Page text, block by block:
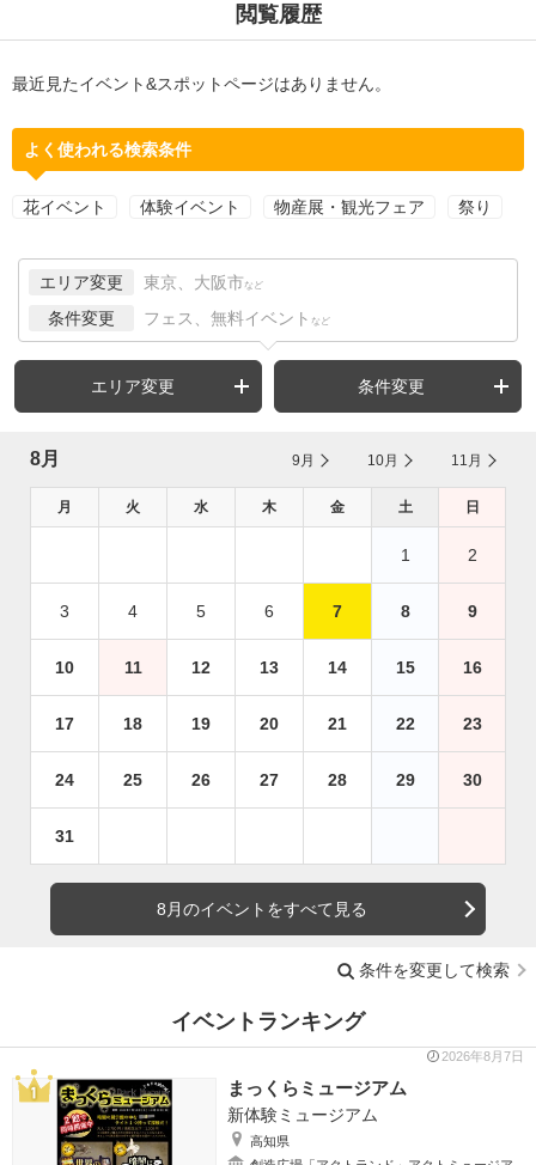
閲覧履歴
最近見たイベント&スポットページはありません。
よく使われる検索条件
花イベント 体験イベント 物産展・観光フェア 祭り
エリア変更 東京、大阪市 など
条件変更 フェス、無料イベント など
エリア変更 条件変更
8月 9月 10月 11月
月 火 水 木 金 土 日
1 2
3 4 5 6 7 8 9
10 11 12 13 14 15 16
17 18 19 20 21 22 23
24 25 26 27 28 29 30
31
8月のイベントをすべて見る
条件を変更して検索
イベントランキング
2026年8月7日
まっくらミュージアム
新体験ミュージアム
高知県